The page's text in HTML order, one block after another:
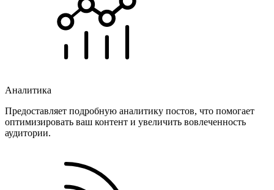
Аналитика
Предоставляет подробную аналитику постов, что помогает
оптимизировать ваш контент и увеличить вовлеченность
аудитории.